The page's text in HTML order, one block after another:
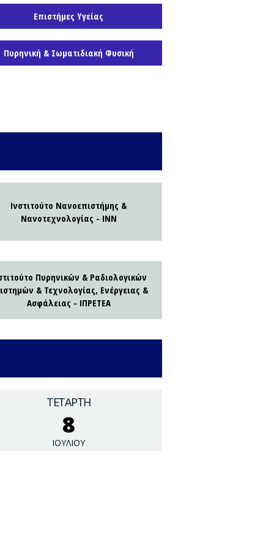
Επιστήμες Υγείας
Πυρηνική & Σωματιδιακή Φυσική
Ινστιτούτο Νανοεπιστήμης &
Νανοτεχνολογίας - ΙΝΝ
Πυρηνικών & Ραδιολογικών
& Τεχνολογίας, Ενέργειας &
Ασφάλειας - ΙΠΡΕΤΕΑ
ΤΕΤΑΡΤΗ
8
ΙΟΥΛΙΟΥ